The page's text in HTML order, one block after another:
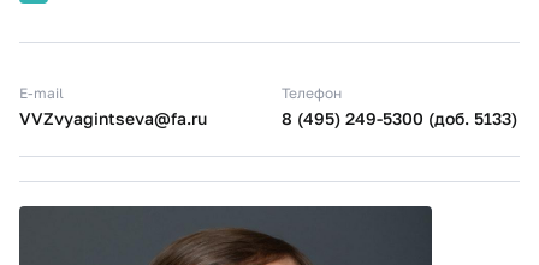
E-mail
VVZvyagintseva@fa.ru
Телефон
8 (495) 249-5300 (доб. 5133)